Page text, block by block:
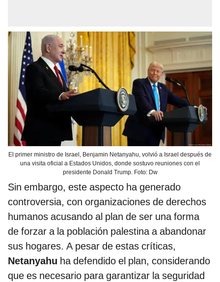
El primer ministro de Israel, Benjamin Netanyahu, volvió a Israel después de
una visita oficial a Estados Unidos, donde sostuvo reuniones con el
presidente Donald Trump. Foto: Dw
Sin embargo, este aspecto ha generado
controversia, con organizaciones de derechos
humanos acusando al plan de ser una forma
de forzar a la población palestina a abandonar
sus hogares. A pesar de estas críticas,
Netanyahu ha defendido el plan, considerando
que es necesario para garantizar la seguridad